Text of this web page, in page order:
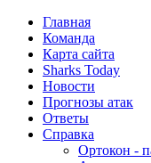
Главная
Команда
Карта сайта
Sharks Today
Новости
Прогнозы атак
Ответы
Справка
Ортокон -